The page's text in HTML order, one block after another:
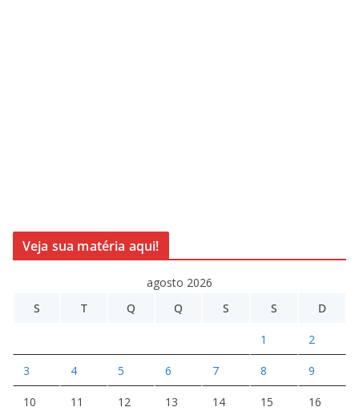
Veja sua matéria aqui!
agosto 2026
S
T Q Q S S D
1 2
3 4 5 6 7 8 9
10 11 12 13 14 15 16